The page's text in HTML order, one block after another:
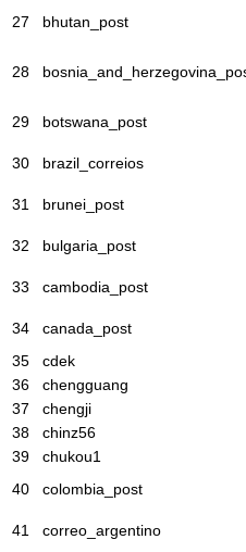
27
bhutan_post
28
29
botswana_post
30
brazil_correios
31
brunei_post
32
bulgaria_post
33
cambodia_post
34
canada_post
35
cdek
36
chengguang
37
chengji
38
chinz56
39
chukou1
40
colombia_post
41
correo_argentino